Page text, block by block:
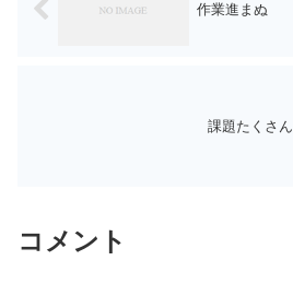
作業進まぬ
課題たくさん
コメント